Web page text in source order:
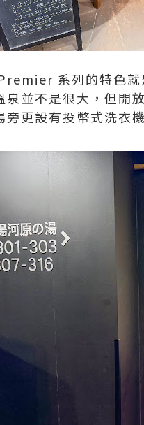
系列的特色就
泉並不是很大，但開
旁更設有投幣式洗衣